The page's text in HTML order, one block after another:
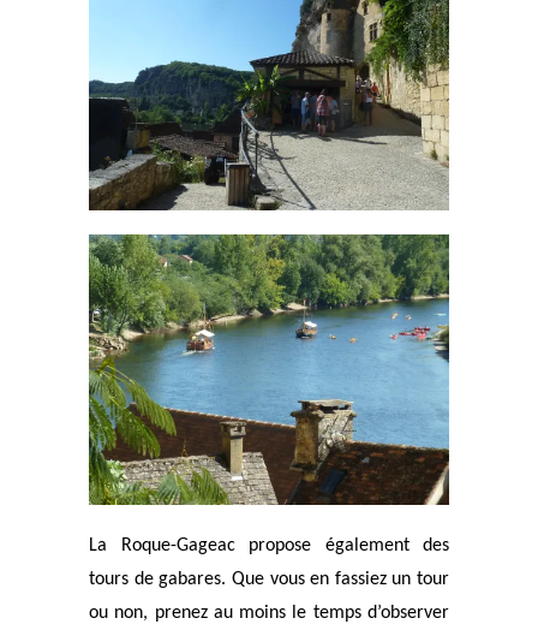
La Roque-Gageac propose également des
tours de gabares. Que vous en fassiez un tour
ou non, prenez au moins le temps d’observer